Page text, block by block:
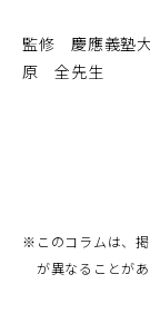
監修 慶應義塾
原 全先生
※ このコラムは、
が異なることが